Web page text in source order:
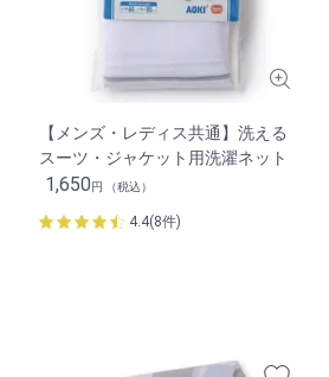
【メンズ・レディス共通】洗える
スーツ・ジャケット用洗濯ネット
1,650円 （税込）
4.4(8件)